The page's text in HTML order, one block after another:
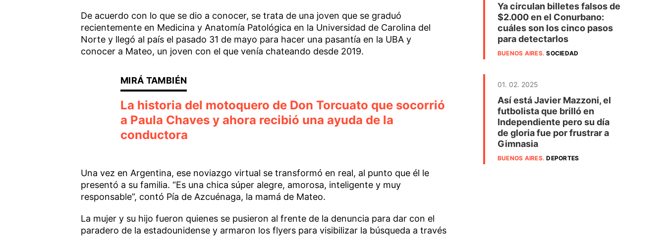
De acuerdo con lo que se dio a conocer, se trata de una joven que se graduó
recientemente en Medicina y Anatomía Patológica en la Universidad de Carolina del
Norte y llegó al país el pasado 31 de mayo para hacer una pasantía en la UBA y
conocer a Mateo, un joven con el que venía chateando desde 2019.
La historia del motoquero de Don Torcuato que socorrió
a Paula Chaves y ahora recibió una ayuda de la
conductora
Una vez en Argentina, ese noviazgo virtual se transformó en real, al punto que él le
presentó a su familia. “Es una chica súper alegre, amorosa, inteligente y muy
responsable”, contó Pía de Azcuénaga, la mamá de Mateo.
La mujer y su hijo fueron quienes se pusieron al frente de la denuncia para dar con el
paradero de la estadounidense y armaron los flyers para visibilizar la búsqueda a través
Ya circulan billetes falsos de
$2.000 en el Conurbano:
cuáles son los cinco pasos
para detectarlos
BUENOS AIRES.SOCIEDAD
01. 02. 2025
Así está Javier Mazzoni, el
futbolista que brilló en
Independiente pero su día
de gloria fue por frustrar a
Gimnasia
BUENOS AIRES.DEPORTES